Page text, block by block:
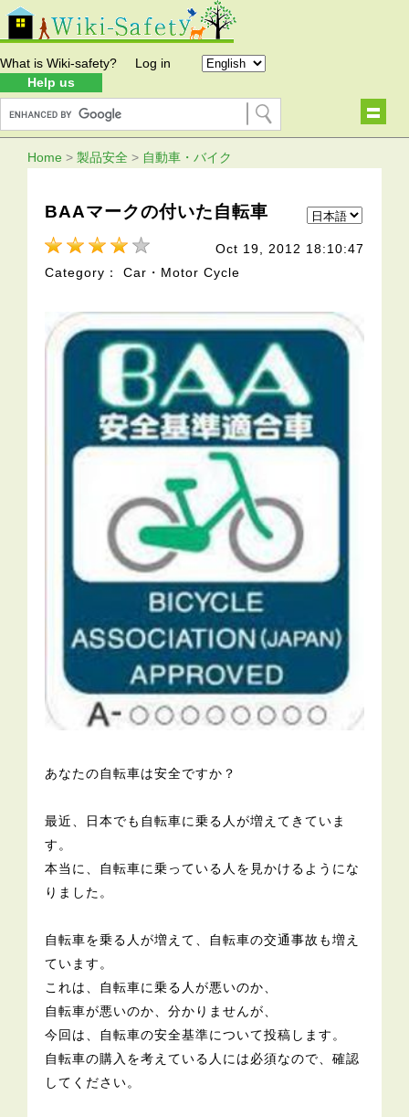
What is Wiki-safety?
Help us
Log in
Home > 製品安全 > 自動車・バイク
BAAマークの付いた自転車
Oct 19, 2012 18:10:47
Category： Car・Motor Cycle
あなたの自転車は安全ですか？
最近、日本でも自転車に乗る人が増えてきていま
す。
本当に、自転車に乗っている人を見かけるようにな
りました。
自転車を乗る人が増えて、自転車の交通事故も増え
ています。
これは、自転車に乗る人が悪いのか、
自転車が悪いのか、分かりませんが、
今回は、自転車の安全基準について投稿します。
自転車の購入を考えている人には必須なので、確認
してください。